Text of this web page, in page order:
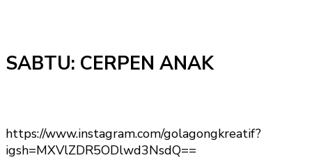
SABTU: CERPEN ANAK
https://www.instagram.com/golagongkreatif?
igsh=MXVlZDR5ODlwd3NsdQ==